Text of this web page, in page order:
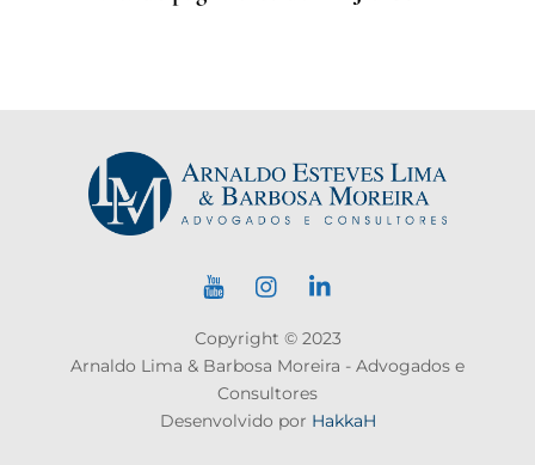
Copyright © 2023
Arnaldo Lima & Barbosa Moreira - Advogados e
Consultores
Desenvolvido por HakkaH